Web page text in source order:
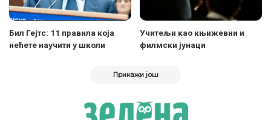
Бил Гејтс: 11 правила којa
нећете научити у школи
Учитељи као књижевни и
филмски јунаци
Прикажи још